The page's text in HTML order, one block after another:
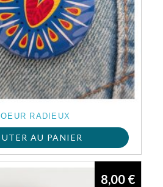
RADIEUX
AU PANIER
8,00 €